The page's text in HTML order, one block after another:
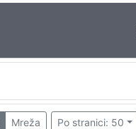
Mreža Po stranici: 50